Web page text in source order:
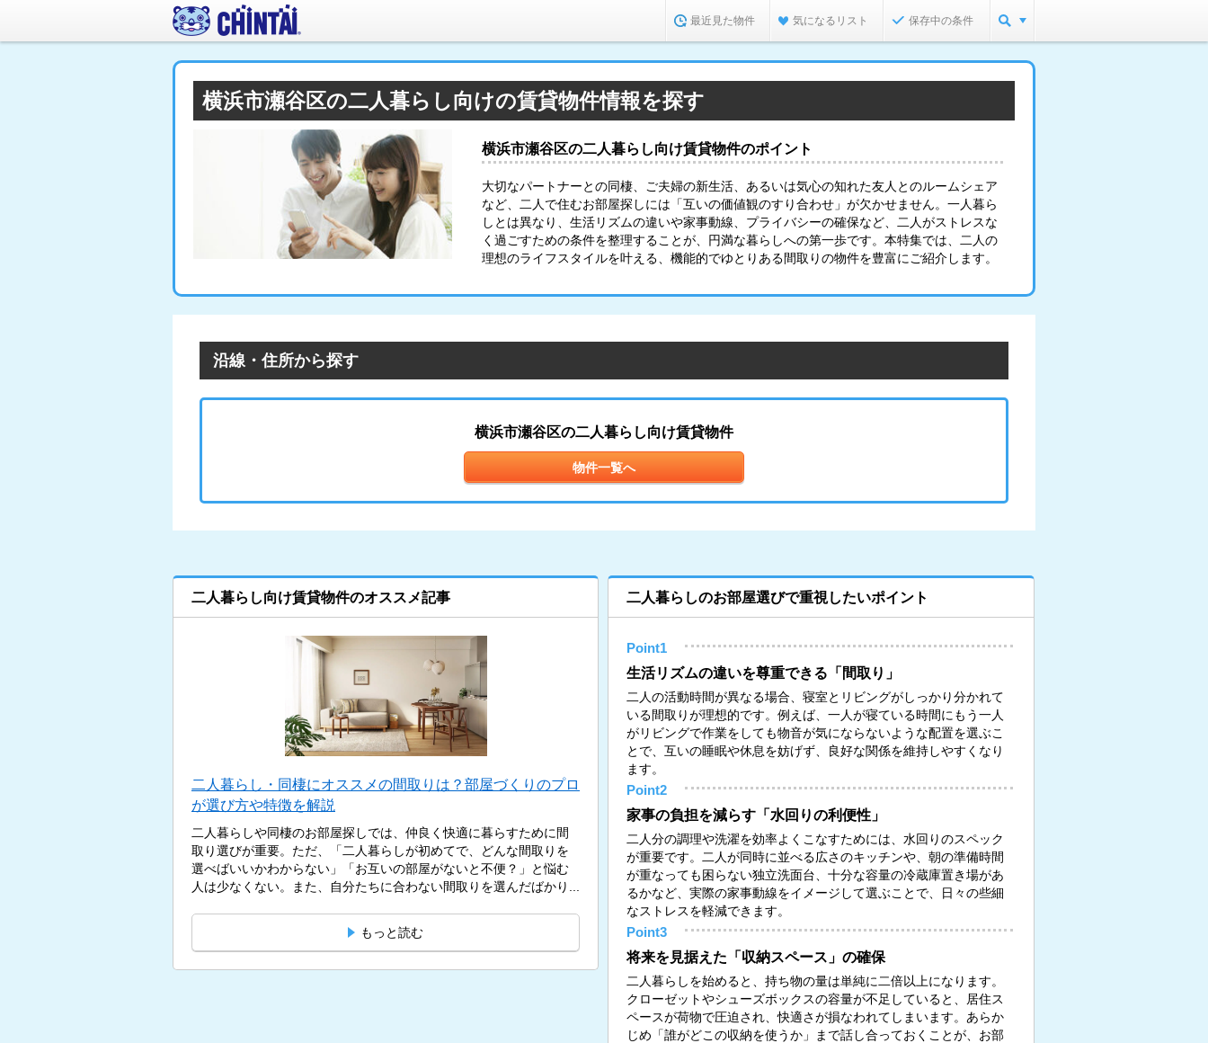
最近見た物件 気になるリスト 保存中の条件
横浜市瀬谷区の二人暮らし向けの賃貸物件情報を探す
横浜市瀬谷区の二人暮らし向け賃貸物件のポイント
大切なパートナーとの同棲、ご夫婦の新生活、あるいは気心の知れた友人とのルームシェア
など、二人で住むお部屋探しには「互いの価値観のすり合わせ」が欠かせません。一人暮ら
しとは異なり、生活リズムの違いや家事動線、プライバシーの確保など、二人がストレスな
く過ごすための条件を整理することが、円満な暮らしへの第一歩です。本特集では、二人の
理想のライフスタイルを叶える、機能的でゆとりある間取りの物件を豊富にご紹介します。
沿線・住所から探す
横浜市瀬谷区の二人暮らし向け賃貸物件
物件一覧へ
二人暮らし向け賃貸物件のオススメ記事
二人暮らし・同棲にオススメの間取りは？部屋づくりのプロ
が選び方や特徴を解説
二人暮らしや同棲のお部屋探しでは、仲良く快適に暮らすために間
取り選びが重要。ただ、「二人暮らしが初めてで、どんな間取りを
選べばいいかわからない」「お互いの部屋がないと不便？」と悩む
人は少なくない。また、自分たちに合わない間取りを選んだばかり...
もっと読む
二人暮らしのお部屋選びで重視したいポイント
Point1
生活リズムの違いを尊重できる「間取り」
二人の活動時間が異なる場合、寝室とリビングがしっかり分かれて
いる間取りが理想的です。例えば、一人が寝ている時間にもう一人
がリビングで作業をしても物音が気にならないような配置を選ぶこ
とで、互いの睡眠や休息を妨げず、良好な関係を維持しやすくなり
ます。
Point2
家事の負担を減らす「水回りの利便性」
二人分の調理や洗濯を効率よくこなすためには、水回りのスペック
が重要です。二人が同時に並べる広さのキッチンや、朝の準備時間
が重なっても困らない独立洗面台、十分な容量の冷蔵庫置き場があ
るかなど、実際の家事動線をイメージして選ぶことで、日々の些細
なストレスを軽減できます。
Point3
将来を見据えた「収納スペース」の確保
二人暮らしを始めると、持ち物の量は単純に二倍以上になります。
クローゼットやシューズボックスの容量が不足していると、居住ス
ペースが荷物で圧迫され、快適さが損なわれてしまいます。あらか
じめ「誰がどこの収納を使うか」まで話し合っておくことが、お部